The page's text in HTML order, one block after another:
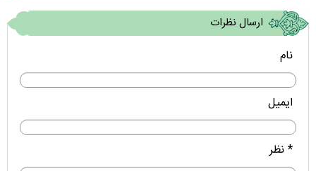
ارسال نظرات
نام
ایمیل
* نظر